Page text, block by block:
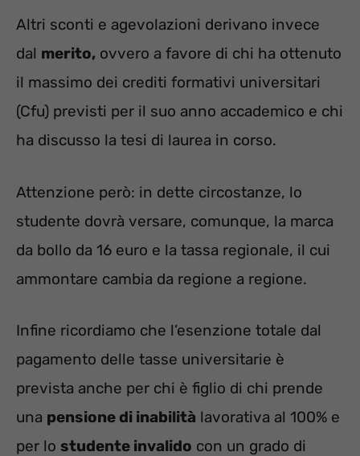
Altri sconti e agevolazioni derivano invece
dal merito, ovvero a favore di chi ha ottenuto
il massimo dei crediti formativi universitari
(Cfu) previsti per il suo anno accademico e chi
ha discusso la tesi di laurea in corso.
Attenzione però: in dette circostanze, lo
studente dovrà versare, comunque, la marca
da bollo da 16 euro e la tassa regionale, il cui
ammontare cambia da regione a regione.
Infine ricordiamo che l’esenzione totale dal
pagamento delle tasse universitarie è
prevista anche per chi è figlio di chi prende
una pensione di inabilità lavorativa al 100% e
per lo studente invalido con un grado di